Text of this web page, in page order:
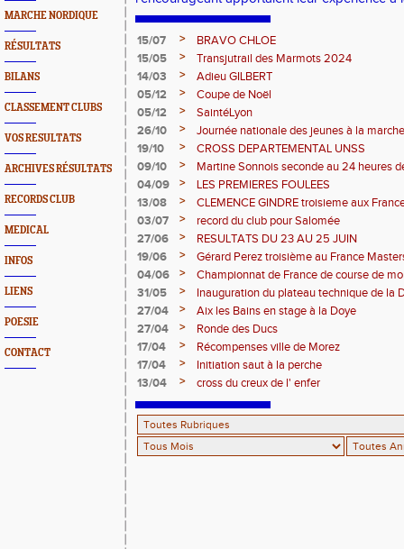
MARCHE NORDIQUE
RÉSULTATS
BILANS
CLASSEMENT CLUBS
VOS RESULTATS
ARCHIVES RÉSULTATS
RECORDS CLUB
MEDICAL
INFOS
LIENS
POESIE
CONTACT
15/07 >
BRAVO CHLOE
15/05
>
Transjutrail des Marmots 2024
14/03
>
Adieu GILBERT
05/12
>
Coupe de Noël
05/12
>
SaintéLyon
26/10
>
Journée nationale des jeunes à la marche
19/10
>
CROSS DEPARTEMENTAL UNSS
09/10
>
Martine Sonnois seconde au 24 heures
04/09
>
LES PREMIERES FOULEES
13/08
>
CLEMENCE GINDRE troisieme aux
03/07
>
record du club pour Salomée
27/06
>
RESULTATS DU 23 AU 25 JUIN
19/06
>
Gérard Perez troisième au France
04/06
>
Championnat de France de course de
31/05
>
Inauguration du plateau technique de la
27/04
>
Aix les Bains en stage à la Doye
27/04
>
Ronde des Ducs
17/04
>
Récompenses ville de Morez
17/04
>
Initiation saut à la perche
13/04
> cross du creux de l' enfer